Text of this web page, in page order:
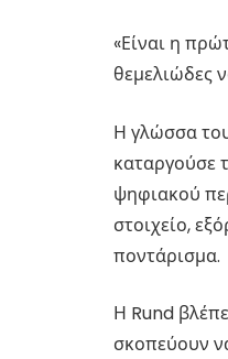
«Είναι η
θεμελιώδες
Η γλώσσα
καταργούσε
ψηφιακού
στοιχείο,
ποντάρισμα.
Η Rund
σκοπεύουν